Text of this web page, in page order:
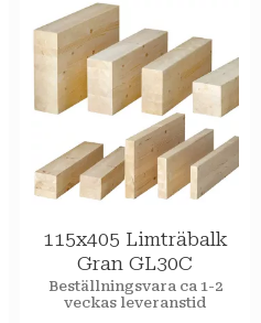
115x405 Limträbalk
Gran GL30C
Beställningsvara ca 1-2
veckas leveranstid